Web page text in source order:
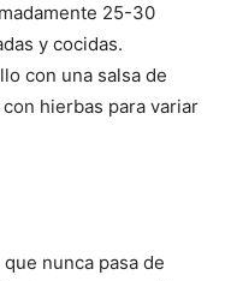
25-30
y cocidas.
con una salsa de
hierbas para variar
nunca pasa de